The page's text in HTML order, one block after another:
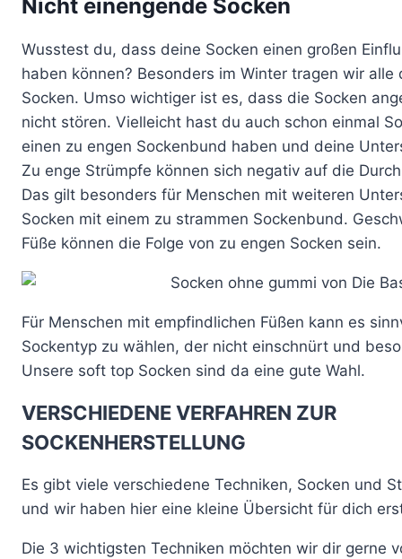
Nicht einengende Socken
Wusstest du, dass deine Socken einen großen
haben können? Besonders im Winter tragen wir alle
Socken. Umso wichtiger ist es, dass die Socken
nicht stören. Vielleicht hast du auch schon einmal
einen zu engen Sockenbund haben und deine
Zu enge Strümpfe können sich negativ auf die
Das gilt besonders für Menschen mit weiteren
Socken mit einem zu strammen Sockenbund.
Füße können die Folge von zu engen Socken sein.
Für Menschen mit empfindlichen Füßen kann es
Sockentyp zu wählen, der nicht einschnürt und
Unsere soft top Socken sind da eine gute Wahl.
VERSCHIEDENE VERFAHREN ZUR
SOCKENHERSTELLUNG
Es gibt viele verschiedene Techniken, Socken und
und wir haben hier eine kleine Übersicht für dich
Die 3 wichtigsten Techniken möchten wir dir gerne